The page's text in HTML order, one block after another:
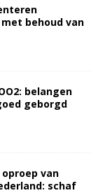
behoud van
belangen
geborgd
van
schaf